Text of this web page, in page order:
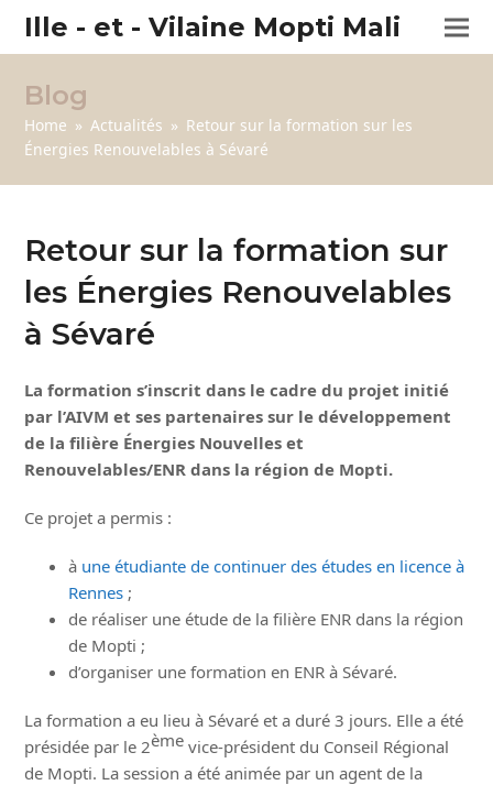
Ille - et - Vilaine Mopti Mali
Blog
Home » Actualités » Retour sur la formation sur les
Énergies Renouvelables à Sévaré
Retour sur la formation sur
les Énergies Renouvelables
à Sévaré
La formation s’inscrit dans le cadre du projet initié
par l’AIVM et ses partenaires sur le développement
de la filière Énergies Nouvelles et
Renouvelables/ENR dans la région de Mopti.
Ce projet a permis :
à une étudiante de continuer des études en licence à
Rennes ;
de réaliser une étude de la filière ENR dans la région
de Mopti ;
d’organiser une formation en ENR à Sévaré.
La formation a eu lieu à Sévaré et a duré 3 jours. Elle a été
présidée par le 2ème vice-président du Conseil Régional
de Mopti. La session a été animée par un agent de la